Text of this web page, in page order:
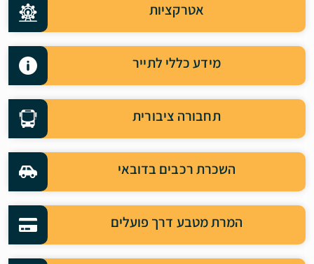
אטרקציות
מידע כללי לתייר
תחבורה ציבורית
השכרת רכבים בדובאי
המרת מטבע דרך פועלים